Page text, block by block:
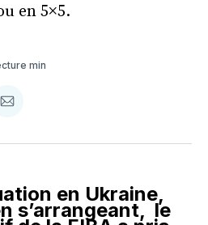
en 5×5.
min
Partager
Courriel
en Ukraine,
s’arrangeant, le